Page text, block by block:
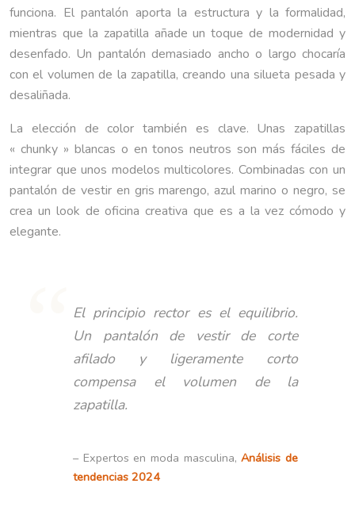
funciona. El pantalón aporta la estructura y la formalidad,
mientras que la zapatilla añade un toque de modernidad y
desenfado. Un pantalón demasiado ancho o largo chocaría
con el volumen de la zapatilla, creando una silueta pesada y
desaliñada.
La elección de color también es clave. Unas zapatillas
« chunky » blancas o en tonos neutros son más fáciles de
integrar que unos modelos multicolores. Combinadas con un
pantalón de vestir en gris marengo, azul marino o negro, se
crea un look de oficina creativa que es a la vez cómodo y
elegante.
El principio rector es el equilibrio.
Un pantalón de vestir de corte
afilado y ligeramente corto
compensa el volumen de la
zapatilla.
– Expertos en moda masculina,Análisis de
tendencias 2024